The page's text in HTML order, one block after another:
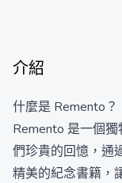
介紹
什麼是 Remento？
Remento 是一個
們珍貴的回憶，通
精美的紀念書籍，